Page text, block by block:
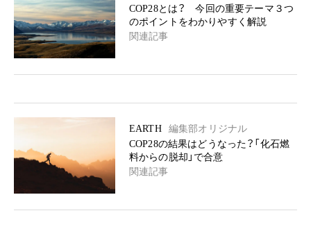
COP28とは？ 今回の重要テーマ３つ
のポイントをわかりやすく解説
関連記事
EARTH
編集部オリジナル
COP28の結果はどうなった？「化石燃
料からの脱却」で合意
関連記事